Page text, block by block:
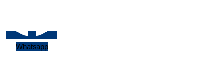
Whatsapp